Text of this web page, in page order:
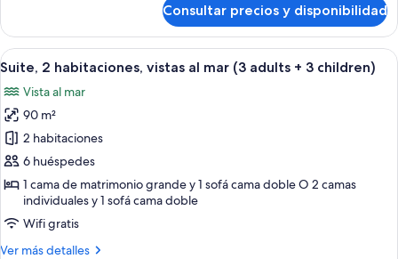
adults
+
2
children)
2
habitaciones,
vistas
mar
(3
adults
+
2
children)
Consultar precios y disponibilidad
Abrir
todas
las
fotos
de
Suite,
2
habitaciones,
vistas
al
Una habitación de hotel con cama,
7
Suite, 2 habitaciones, vistas al mar (3 adults + 3 children)
Vista al mar
90 m²
2 habitaciones
6 huéspedes
1 cama de matrimonio grande y 1 sofá cama doble O 2 camas
individuales y 1 sofá cama doble
Wifi gratis
Ver más detalles
Más